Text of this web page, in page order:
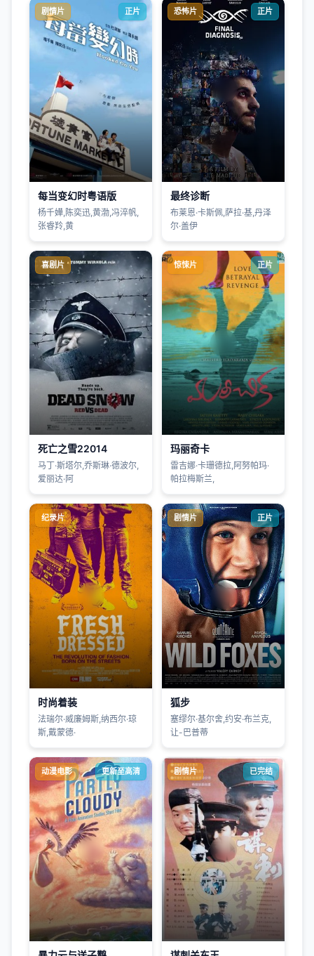
剧情片 正片
每当变幻时粤语版
杨千嬅,陈奕迅,黄渤,冯淬帆,
张睿羚,黄
恐怖片 正片
最终诊断
布莱恩·卡斯佩,萨拉·基,丹泽
尔·盖伊
喜剧片
死亡之雪22014
马丁·斯塔尔,乔斯琳·德波尔,
爱丽达·阿
惊悚片 正片
玛丽奇卡
雷吉娜·卡珊德拉,阿努帕玛·
帕拉梅斯兰,
纪录片
时尚着装
法瑞尔·威廉姆斯,纳西尔·琼
斯,戴蒙德·
剧情片 正片
狐步
塞缪尔·基尔舍,约安·布兰克,
让-巴普蒂
动漫电影 更新至高清 剧情片 已完结